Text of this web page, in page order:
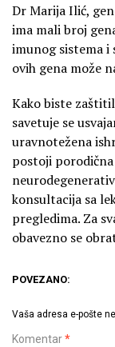
Dr Marija Ilić,
ima mali broj
imunog sistema i
ovih gena može
Kako biste
savetuje se
uravnotežena
postoji
konsultacija sa
pregledima. Za
obavezno se
POVEZANO:
Vaša adresa e-pošte
Komentar*